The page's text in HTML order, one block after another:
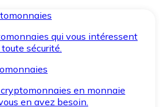
qui vous intéressent
sécurité.
en monnaie
en avez besoin.